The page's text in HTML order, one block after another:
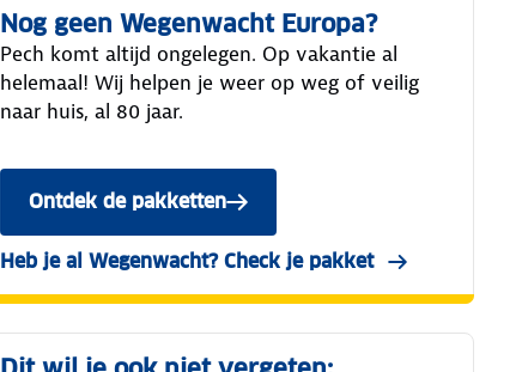
Nog geen Wegenwacht Europa?
Pech komt altijd ongelegen. Op vakantie al
helemaal! Wij helpen je weer op weg of veilig
naar huis, al 80 jaar.
Ontdek de pakkettenmet Wegenwacht Europa dekking
Heb je al Wegenwacht? Check je pakketin Mijn ANWB